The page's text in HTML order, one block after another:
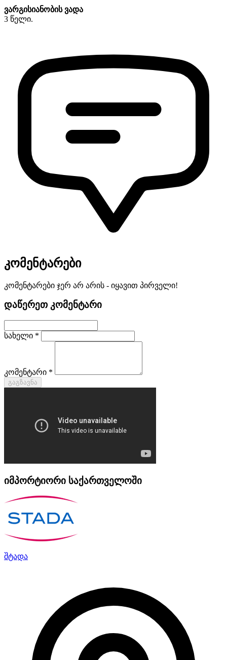
ვარგისიანობის ვადა
3 წელი.
კომენტარები
კომენტარები ჯერ არ არის - იყავით პირველი!
დაწერეთ კომენტარი
სახელი *
კომენტარი *
გაგზავნა
იმპორტიორი საქართველოში
შტადა